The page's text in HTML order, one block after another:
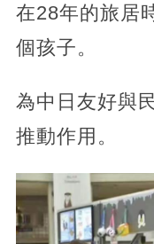
在28年的旅居
個孩子。
為中日友好與
推動作用。